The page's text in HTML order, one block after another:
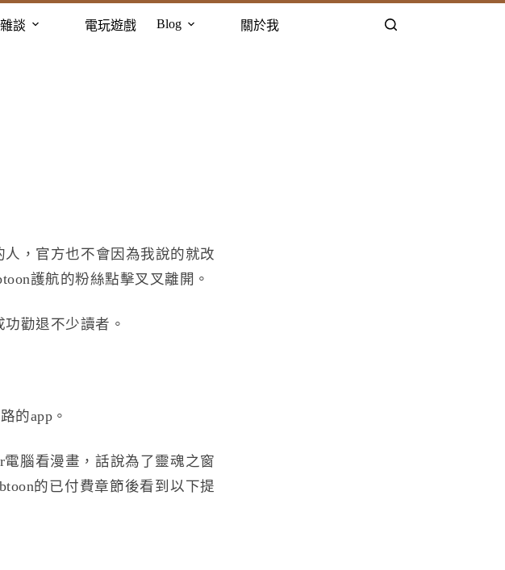
談 電玩遊戲 Blog 關於我
，官方也不會因為我說的就改
護航的粉絲點擊叉叉離開。
勸退不少讀者。
的app。
腦看漫畫，話說為了靈魂之窗
的已付費章節後看到以下提